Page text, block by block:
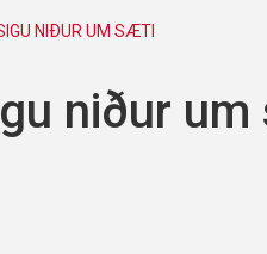
NIÐUR UM SÆTI
niður